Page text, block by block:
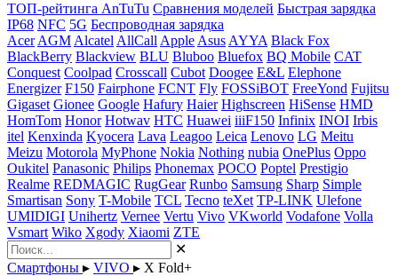
ТОП-рейтинга AnTuTu Сравнения моделей Быстрая зарядка
IP68 NFC 5G Беспроводная зарядка
Acer AGM Alcatel AllCall Apple Asus AYYA Black Fox
BlackBerry Blackview BLU Bluboo Bluefox BQ Mobile CAT
Conquest Coolpad Crosscall Cubot Doogee E&L Elephone
Energizer F150 Fairphone FCNT Fly FOSSiBOT FreeYond Fujitsu
Gigaset Gionee Google Hafury Haier Highscreen HiSense HMD
HomTom Honor Hotwav HTC Huawei iiiF150 Infinix INOI Irbis
itel Kenxinda Kyocera Lava Leagoo Leica Lenovo LG Meitu
Meizu Motorola MyPhone Nokia Nothing nubia OnePlus Oppo
Oukitel Panasonic Philips Phonemax POCO Poptel Prestigio
Realme REDMAGIC RugGear Runbo Samsung Sharp Simple
Smartisan Sony T-Mobile TCL Tecno teXet TP-LINK Ulefone
UMIDIGI Unihertz Vernee Vertu Vivo VKworld Vodafone Volla
Vsmart Wiko Xgody Xiaomi ZTE
✕
Смартфоны ▸ VIVO ▸ X Fold+